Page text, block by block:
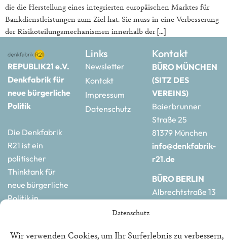
Datenschutz
Wir verwenden Cookies, um Ihr Surferlebnis zu verbessern,
die die Herstellung eines integrierten europäischen Marktes für
Bankdienstleistungen zum Ziel hat. Sie muss in eine Verbesserung
der Risikoteilungsmechanismen innerhalb der […]
REPUBLIK21 e.V.
Denkfabrik für
neue bürgerliche
Politik
Die Denkfabrik
R21 ist ein
politischer
Thinktank für
neue bürgerliche
Politik in
Links
Newsletter
Kontakt
Impressum
Datenschutz
Kontakt
BÜRO MÜNCHEN
(SITZ DES
VEREINS)
Baierbrunner
Straße 25
81379 München
info@denkfabrik-
r21.de
BÜRO BERLIN
Albrechtstraße 13
r21.de